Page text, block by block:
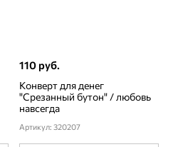
110 руб.
Конверт для денег
"Срезанный бутон" / любовь
навсегда
Артикул: 320207